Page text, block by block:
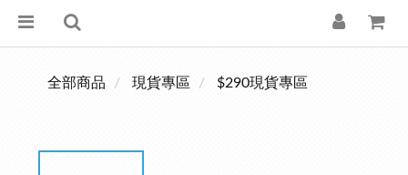
全部商品 現貨專區 $290現貨專區